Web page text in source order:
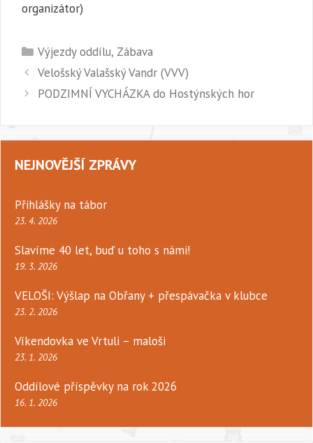
organizátor)
Rubriky
Výjezdy oddílu, Zábava
Velošský Valašský Vandr (VVV)
PODZIMNÍ VYCHÁZKA do Hostýnských hor
NEJNOVĚJŠÍ ZPRÁVY
Přihlášky na tábor
23. 4. 2026
Slavíme 40 let, buď u toho s námi!
19. 3. 2026
VELOŠI: Výšlap na Obřany + přespávačka v klubce
23. 2. 2026
Víkendovka ve Vrtuli – maloši
23. 1. 2026
Oddílové příspěvky na rok 2026
16. 1. 2026